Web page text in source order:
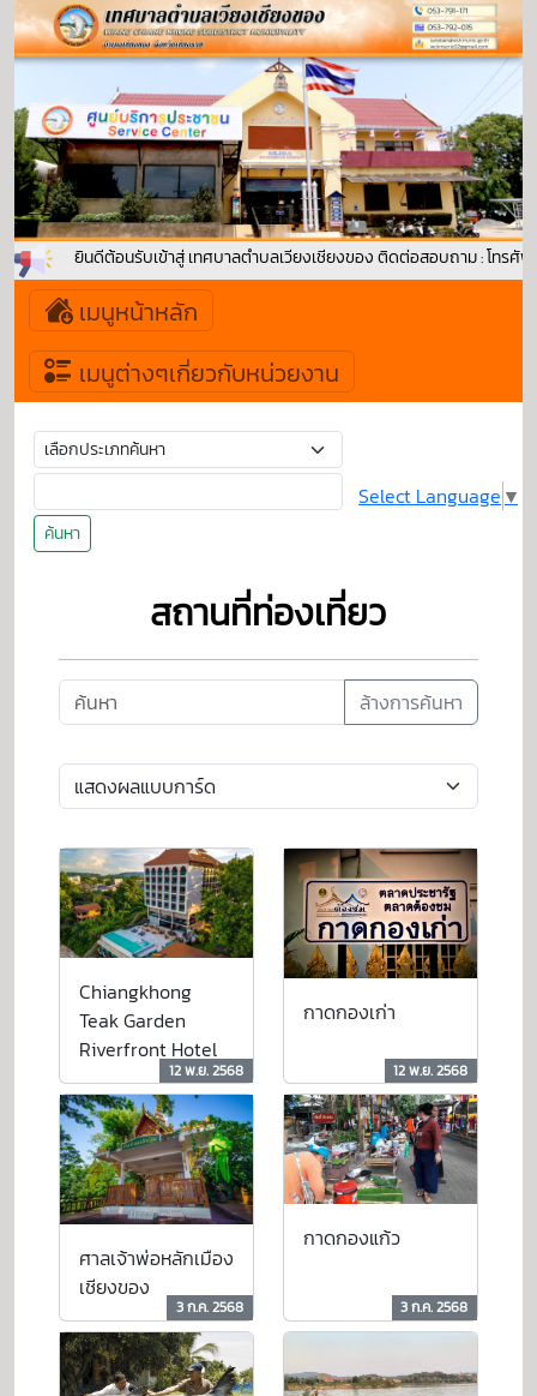
ยินดีต้อนรับเข้าสู่ เทศบาลตำบลเวียงเชียงของ ติดต่อสอบถาม : โทรศัพท์ :
เมนูหน้าหลัก
เมนูต่างๆเกี่ยวกับหน่วยงาน
ค้นหา
Select Language ▼
สถานที่ท่องเที่ยว
ล้างการค้นหา
Chiangkhong
Teak Garden
Riverfront Hotel
12 พ.ย. 2568
กาดกองเก่า
12 พ.ย. 2568
ศาลเจ้าพ่อหลักเมือง
เชียงของ
3 ก.ค. 2568
กาดกองแก้ว
3 ก.ค. 2568